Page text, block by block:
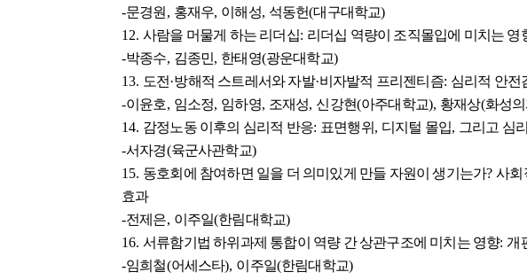
-문경원 , 홍재우, 이해성, 석동헌(대구대학교)
12. 사람을 머물게 하는 리더십: 리더십 역량이 조직몰입에 미치는 영
-박종수, 김종민, 한태영(광운대학교)
13. 도전·방해적 스트레서와 자발·비자발적 프리젠티즘: 심리적 안전
-이윤호, 임소정, 임하영, 조재성, 신강현(아주대학교), 황재상(화성
14. 감정노동 이후의 심리적 반응: 표면행위 , 디지털 몰입, 그리고 심
-서자경(육군사관학교)
15. 동호회에 참여하면 일을 더 의미있게 만들 자원이 생기는가?사회
효과
-전제은, 이주일(한림대학교)
16. 서류함기법 하위과제 통합이 역량 간 상관구조에 미치는 영향:개
-임희철(어세스타), 이주일(한림대학교)